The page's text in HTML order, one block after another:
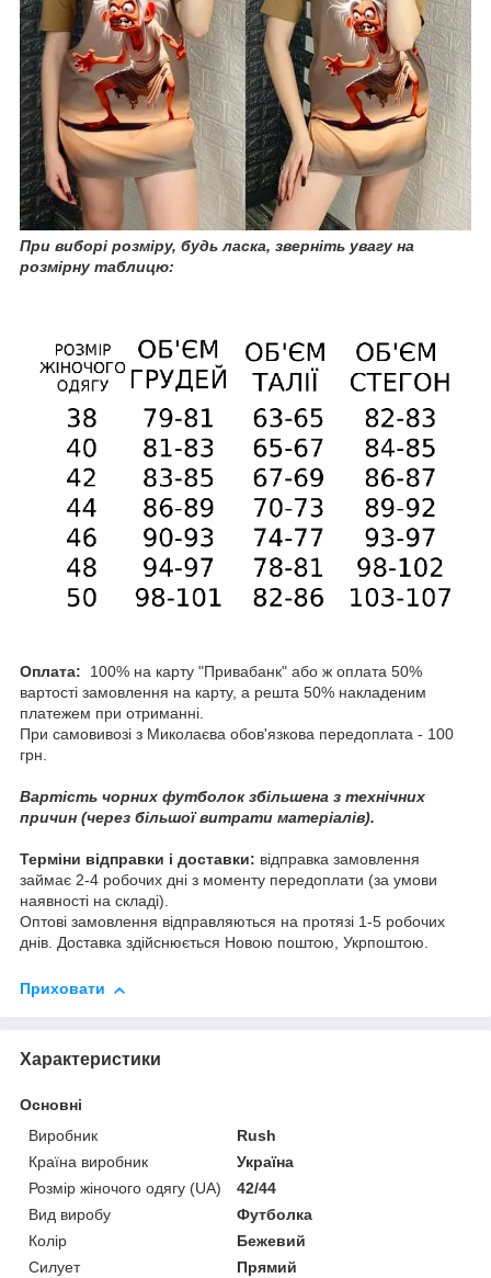
При виборі розміру, будь ласка, зверніть увагу на
розмірну таблицю:
Оплата:
100% на карту "Привабанк" або ж оплата 50%
вартості замовлення на карту, а решта 50% накладеним
платежем при отриманні.
При самовивозі з Миколаєва обов'язкова передоплата - 100
грн.
Вартість чорних футболок збільшена з технічних
причин (через більшої витрати матеріалів).
Терміни відправки і доставки: відправка замовлення
займає 2-4 робочих дні з моменту передоплати (за умови
наявності на складі).
Оптові замовлення відправляються на протязі 1-5 робочих
днів. Доставка здійснюється Новою поштою, Укрпоштою.
Приховати
Характеристики
Основні
Виробник
Rush
Країна виробник
Україна
Розмір жіночого одягу (UA)
42/44
Вид виробу
Футболка
Колір
Бежевий
Силует
Прямий